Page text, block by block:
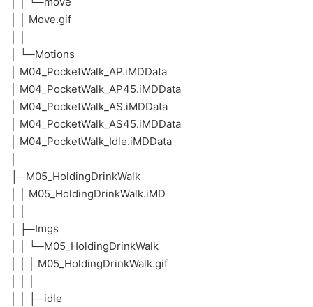
│ │ Move.gif
│ └─Motions
│ M04_PocketWalk_AP.iMDData
│ M04_PocketWalk_AP45.iMDData
│ M04_PocketWalk_AS.iMDData
│ M04_PocketWalk_AS45.iMDData
│ M04_PocketWalk_Idle.iMDData
├─M05_HoldingDrinkWalk
│ │ M05_HoldingDrinkWalk.iMD
│ ├─Imgs
│ │ └─M05_HoldingDrinkWalk
│ │ │ M05_HoldingDrinkWalk.gif
│ │ ├─idle